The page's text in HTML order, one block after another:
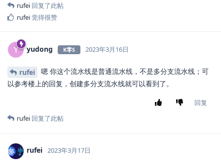
rufei 回复了此帖
rufei觉得很赞
Y yudong K零S 2023年3月16日
rufei
嗯 你这个流水线是普通流水线，不是多分支流水线；可
以参考楼上的回复，创建多分支流水线就可以看到了。
回复
rufei 回复了此帖
rufei 2023年3月17日